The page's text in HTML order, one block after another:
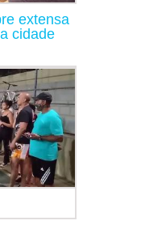
extensa
cidade